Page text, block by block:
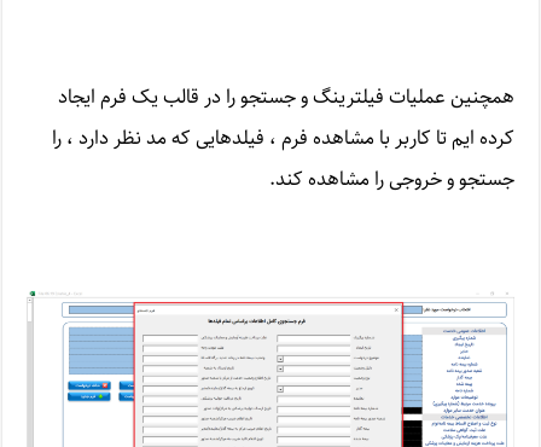
همچنین عملیات فیلترینگ و جستجو را در قالب یک فرم ایجاد
کرده ایم تا کاربر با مشاهده فرم ، فیلدهایی که مد نظر دارد ، را
جستجو و خروجی را مشاهده کند.